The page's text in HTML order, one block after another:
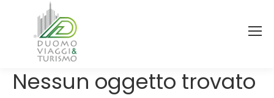
Nessun oggetto trovato